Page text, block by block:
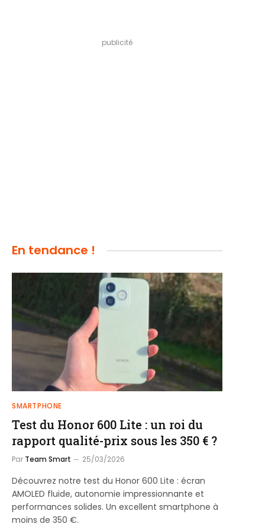
publicité
En tendance !
SMARTPHONE
Test du Honor 600 Lite : un roi du
rapport qualité-prix sous les 350 € ?
Par Team Smart 25/03/2026
Découvrez notre test du Honor 600 Lite : écran
AMOLED fluide, autonomie impressionnante et
performances solides. Un excellent smartphone à
moins de 350 €.